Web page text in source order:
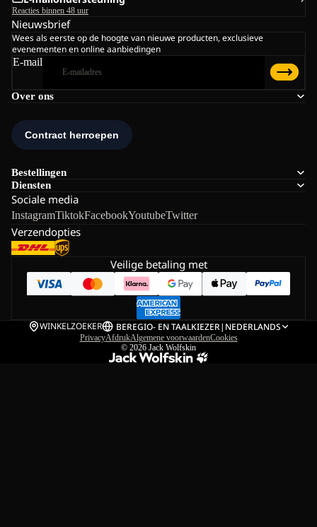
Over ons
Bestellingen
Diensten
Sociale media
InstagramTiktokFacebookYoutubeTwitter
Verzendopties
Reacties binnen 48 uur
Nieuwsbrief
Wees als eerste op de hoogte van nieuwe producten, exclusieve
evenementen en online aanbiedingen
E-mail
Veilige betaling met
WINKELZOEKER BEREGIO- EN TAALKIEZER| NEDERLANDS
PrivacyAfdrukAlgemene voorwaardenCookies
© 2026 Jack Wolfskin